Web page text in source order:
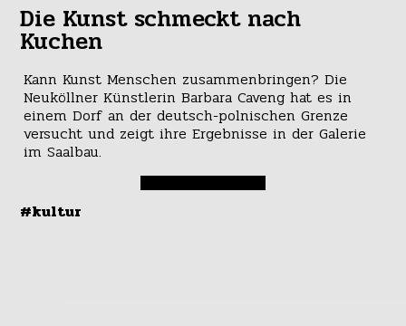
Die Kunst schmeckt nach
Kuchen
Kann Kunst Menschen zusammenbringen? Die
Neuköllner Künstlerin Barbara Caveng hat es in
einem Dorf an der deutsch-polnischen Grenze
versucht und zeigt ihre Ergebnisse in der Galerie
im Saalbau.
#kultur